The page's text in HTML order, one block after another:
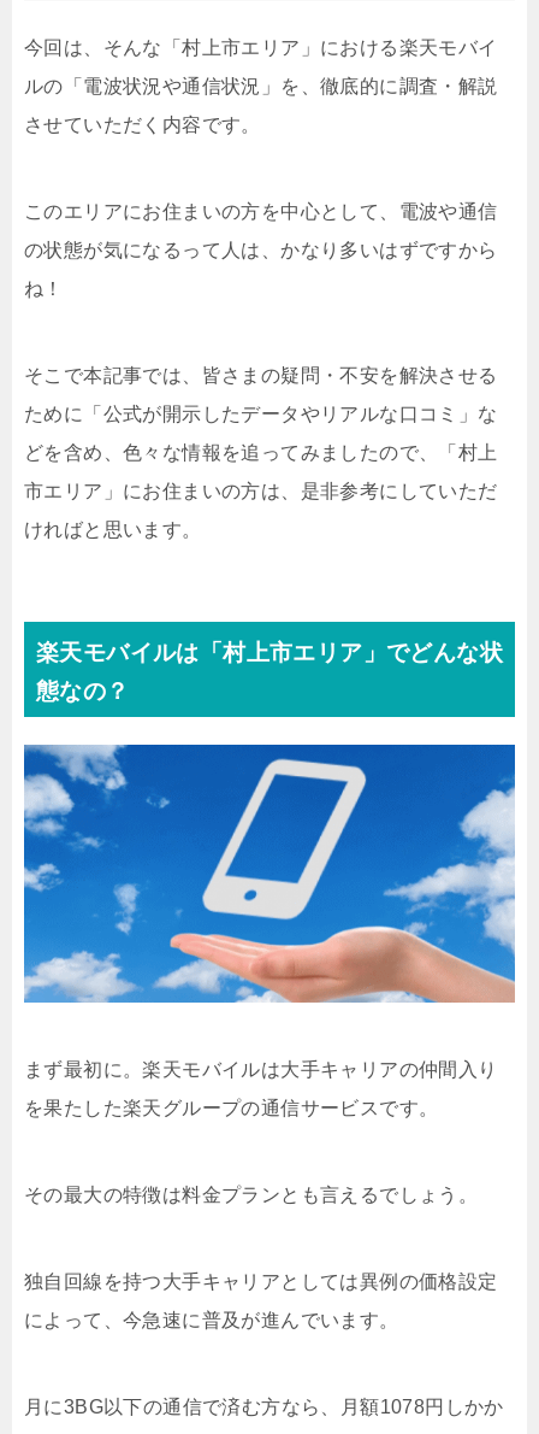
今回は、そんな「村上市エリア」における楽天モバイ
ルの「電波状況や通信状況」を、徹底的に調査・解説
させていただく内容です。
このエリアにお住まいの方を中心として、電波や通信
の状態が気になるって人は、かなり多いはずですから
ね！
そこで本記事では、皆さまの疑問・不安を解決させる
ために「公式が開示したデータやリアルな口コミ」な
どを含め、色々な情報を追ってみましたので、「村上
市エリア」にお住まいの方は、是非参考にしていただ
ければと思います。
楽天モバイルは「村上市エリア」でどんな状
態なの？
まず最初に。楽天モバイルは大手キャリアの仲間入り
を果たした楽天グループの通信サービスです。
その最大の特徴は料金プランとも言えるでしょう。
独自回線を持つ大手キャリアとしては異例の価格設定
によって、今急速に普及が進んでいます。
月に3BG以下の通信で済む方なら、月額1078円しかか